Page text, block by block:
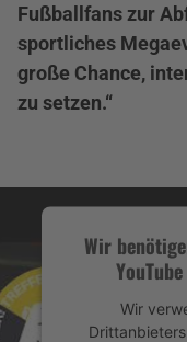
Fußballfans zur
sportliches
große Chance,
zu setzen.“
Wir
Wir